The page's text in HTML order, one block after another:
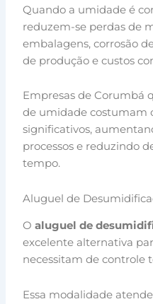
Quando a umidade é
reduzem-se perdas de
embalagens, corrosão
de produção e custos
Empresas de Corumbá
de umidade costumam
significativos,
processos e reduzindo
tempo.
Aluguel de
Oaluguel de
excelente alternativa
necessitam de controle
Essa modalidade